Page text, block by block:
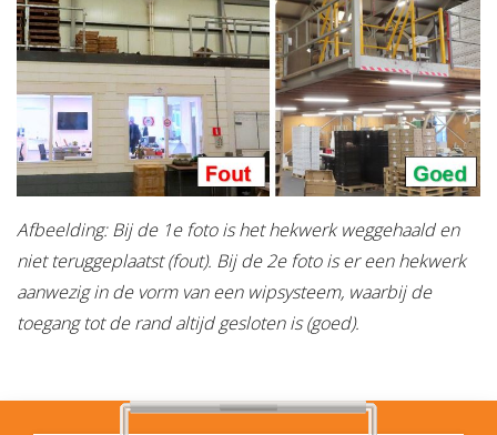
Afbeelding: Bij de 1e foto is het hekwerk weggehaald en
niet teruggeplaatst (fout). Bij de 2e foto is er een hekwerk
aanwezig in de vorm van een wipsysteem, waarbij de
toegang tot de rand altijd gesloten is (goed).